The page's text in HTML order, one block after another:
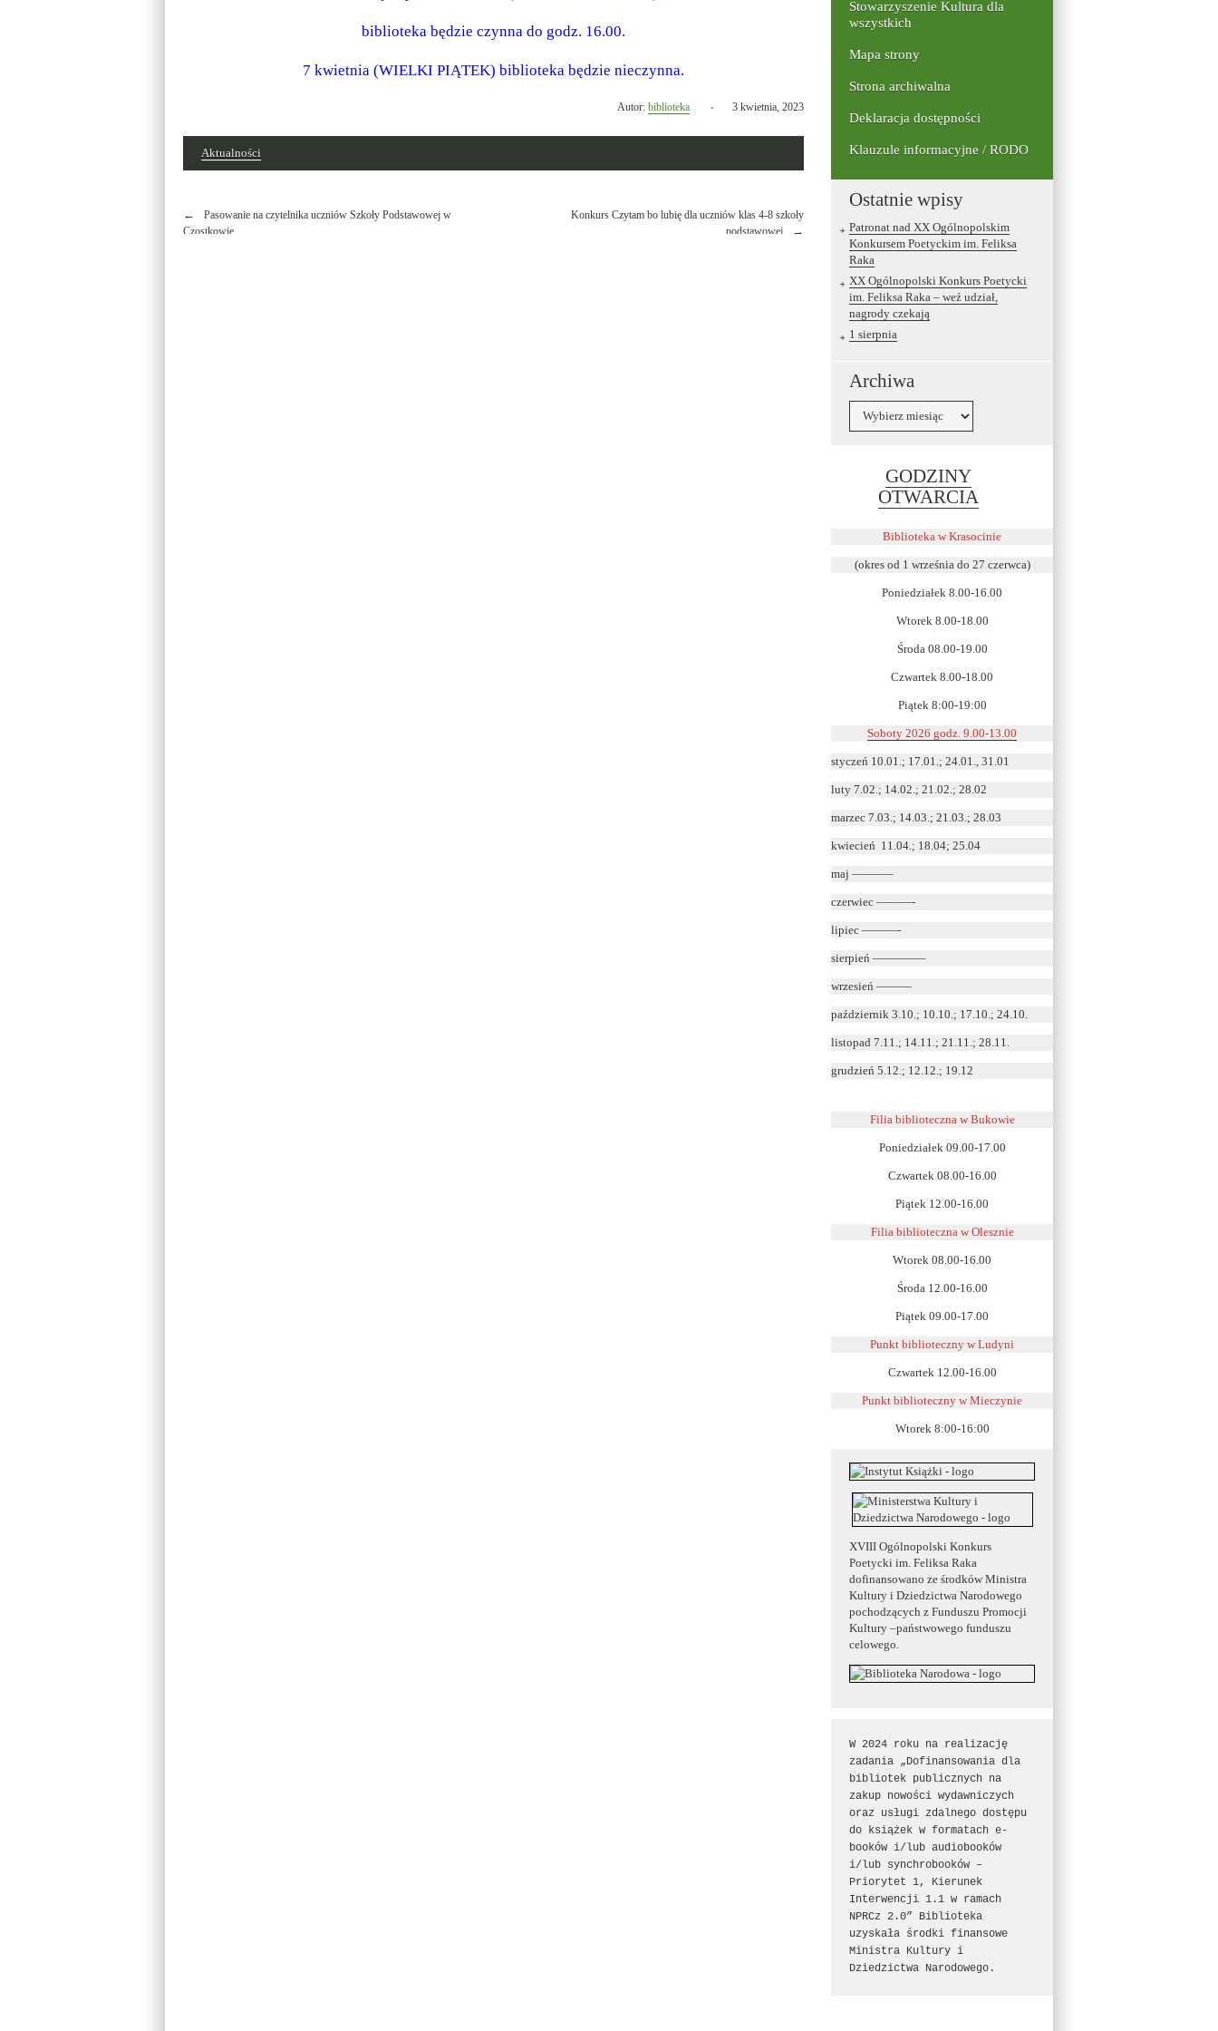
biblioteka będzie czynna do godz. 16.00.
7 kwietnia (WIELKI PIĄTEK) biblioteka będzie nieczynna.
Autor: bibliotekaOpublikowano
dniu
3 kwietnia, 2023
Aktualności
Nawigacja
wpisu
Pasowanie na czytelnika uczniów Szkoły Podstawowej w
Czostkowie
Konkurs Czytam bo lubię dla uczniów klas 4-8 szkoły
podstawowej
Stowarzyszenie Kultura dla
wszystkich
Mapa strony
Strona archiwalna
Deklaracja dostępności
Klauzule informacyjne / RODO
Ostatnie wpisy
Patronat nad XX Ogólnopolskim
Konkursem Poetyckim im. Feliksa
Raka
XX Ogólnopolski Konkurs Poetycki
im. Feliksa Raka – weź udział,
nagrody czekają
1 sierpnia
Archiwa
GODZINY
OTWARCIA
się
w
oknie
Biblioteka w Krasocinie
(okres od 1 września do 27 czerwca)
Poniedziałek 8.00-16.00
Wtorek 8.00-18.00
Środa 08.00-19.00
Czwartek 8.00-18.00
Piątek 8:00-19:00
Soboty 2026 godz. 9.00-13.00
styczeń 10.01.; 17.01.; 24.01., 31.01
luty 7.02.; 14.02.; 21.02.; 28.02
marzec 7.03.; 14.03.; 21.03.; 28.03
kwiecień 11.04.; 18.04; 25.04
maj ———–
czerwiec ———-
lipiec ———-
sierpień ————–
wrzesień ———
październik 3.10.; 10.10.; 17.10.; 24.10.
listopad 7.11.; 14.11.; 21.11.; 28.11.
grudzień 5.12.; 12.12.; 19.12
Filia biblioteczna w Bukowie
Poniedziałek 09.00-17.00
Czwartek 08.00-16.00
Piątek 12.00-16.00
Filia biblioteczna w Olesznie
Wtorek 08.00-16.00
Środa 12.00-16.00
Piątek 09.00-17.00
Punkt biblioteczny w Ludyni
Czwartek 12.00-16.00
Punkt biblioteczny w Mieczynie
Wtorek 8:00-16:00
XVIII Ogólnopolski Konkurs
Poetycki im. Feliksa Raka
dofinansowano ze środków Ministra
Kultury i Dziedzictwa Narodowego
pochodzących z Funduszu Promocji
Kultury –państwowego funduszu
celowego.
W 2024 roku na realizację
zadania „Dofinansowania dla
bibliotek publicznych na
zakup nowości wydawniczych
oraz usługi zdalnego dostępu
do książek w formatach e-
booków i/lub audiobooków
i/lub synchrobooków –
Priorytet 1, Kierunek
Interwencji 1.1 w ramach
NPRCz 2.0” Biblioteka
uzyskała środki finansowe
Ministra Kultury i
Dziedzictwa Narodowego.